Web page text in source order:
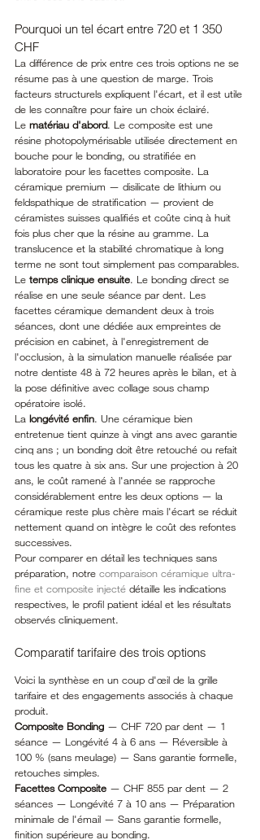
Pourquoi un tel écart entre 720 et 1 350
CHF
La différence de prix entre ces trois options ne se
résume pas à une question de marge. Trois
facteurs structurels expliquent l'écart, et il est utile
de les connaître pour faire un choix éclairé.
Le matériau d'abord. Le composite est une
résine photopolymérisable utilisée directement en
bouche pour le bonding, ou stratifiée en
laboratoire pour les facettes composite. La
céramique premium — disilicate de lithium ou
feldspathique de stratification — provient de
céramistes suisses qualifiés et coûte cinq à huit
fois plus cher que la résine au gramme. La
translucence et la stabilité chromatique à long
terme ne sont tout simplement pas comparables.
Le temps clinique ensuite. Le bonding direct se
réalise en une seule séance par dent. Les
facettes céramique demandent deux à trois
séances, dont une dédiée aux empreintes de
précision en cabinet, à l'enregistrement de
l'occlusion, à la simulation manuelle réalisée par
notre dentiste 48 à 72 heures après le bilan, et à
la pose définitive avec collage sous champ
opératoire isolé.
La longévité enfin. Une céramique bien
entretenue tient quinze à vingt ans avec garantie
cinq ans ; un bonding doit être retouché ou refait
tous les quatre à six ans. Sur une projection à 20
ans, le coût ramené à l'année se rapproche
considérablement entre les deux options — la
céramique reste plus chère mais l'écart se réduit
nettement quand on intègre le coût des refontes
successives.
Pour comparer en détail les techniques sans
préparation, notre comparaison céramique ultra-
fine et composite injecté détaille les indications
respectives, le profil patient idéal et les résultats
observés cliniquement.
Comparatif tarifaire des trois options
Voici la synthèse en un coup d'œil de la grille
tarifaire et des engagements associés à chaque
produit.
Composite Bonding — CHF 720 par dent — 1
séance — Longévité 4 à 6 ans — Réversible à
100 % (sans meulage) — Sans garantie formelle,
retouches simples.
Facettes Composite — CHF 855 par dent — 2
séances — Longévité 7 à 10 ans — Préparation
minimale de l'émail — Sans garantie formelle,
finition supérieure au bonding.